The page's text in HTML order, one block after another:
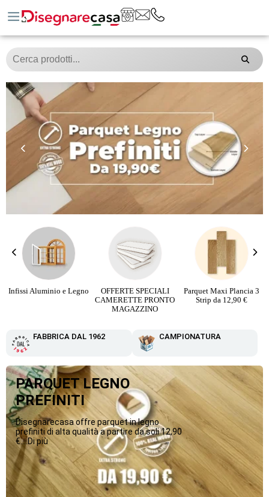
Infissi Aluminio e Legno
OFFERTE SPECIALI
CAMERETTE PRONTO
MAGAZZINO
Parquet Maxi Plancia 3
Strip da 12,90 €
FABBRICA DAL 1962 CAMPIONATURA
PARQUET LEGNO
PREFINITI
Disegnarecasa offre parquet in legno
prefiniti di alta qualità a partire da soli 12,90
€....Di più